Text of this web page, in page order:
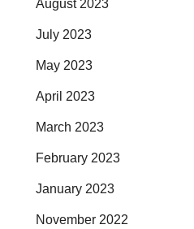
August 2023
July 2023
May 2023
April 2023
March 2023
February 2023
January 2023
November 2022